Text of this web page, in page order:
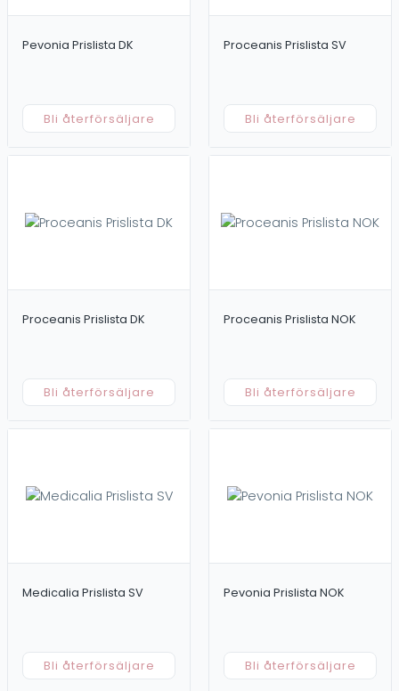
Pevonia Prislista DK
Bli återförsäljare
Proceanis Prislista SV
Bli återförsäljare
Proceanis Prislista DK
Bli återförsäljare
Proceanis Prislista NOK
Bli återförsäljare
Medicalia Prislista SV
Bli återförsäljare
Pevonia Prislista NOK
Bli återförsäljare